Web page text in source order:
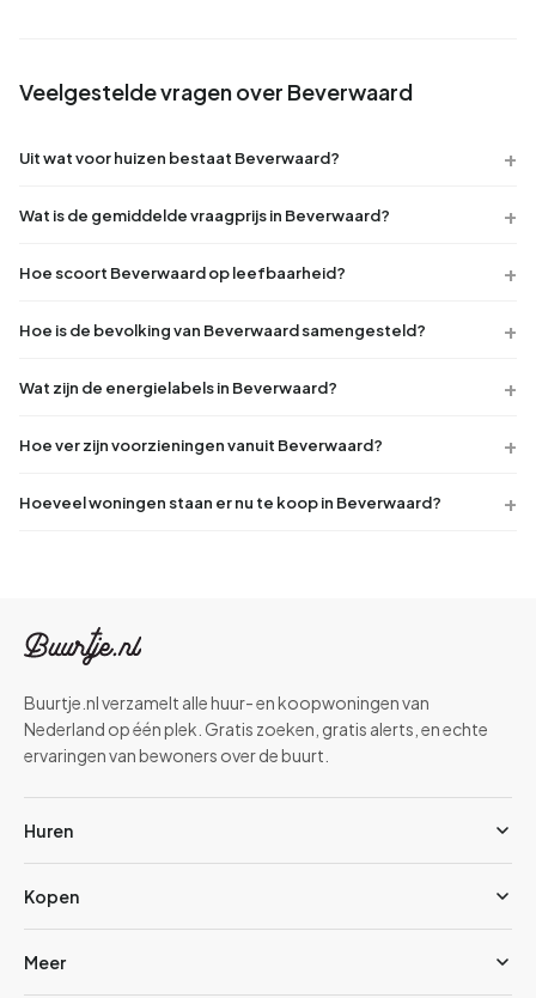
Veelgestelde vragen over Beverwaard
Uit wat voor huizen bestaat Beverwaard?
Wat is de gemiddelde vraagprijs in Beverwaard?
Hoe scoort Beverwaard op leefbaarheid?
Hoe is de bevolking van Beverwaard samengesteld?
Wat zijn de energielabels in Beverwaard?
Hoe ver zijn voorzieningen vanuit Beverwaard?
Hoeveel woningen staan er nu te koop in Beverwaard?
Buurtje.nl verzamelt alle huur- en koopwoningen van
Nederland op één plek. Gratis zoeken, gratis alerts, en echte
ervaringen van bewoners over de buurt.
Huren
Kopen
Meer